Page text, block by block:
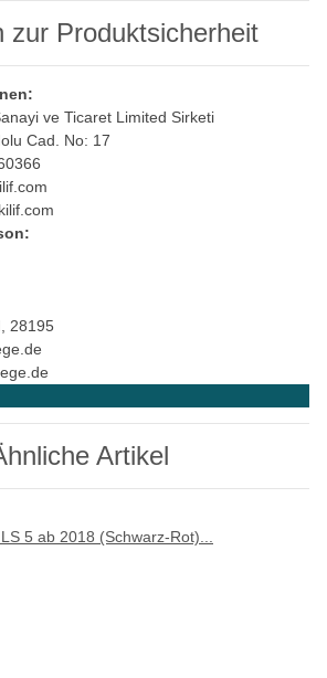
zur Produktsicherheit
ve Ticaret Limited Sirketi
Cad. No: 17
28195
Artikel